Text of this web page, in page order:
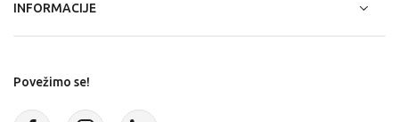
INFORMACIJE
Povežimo se!